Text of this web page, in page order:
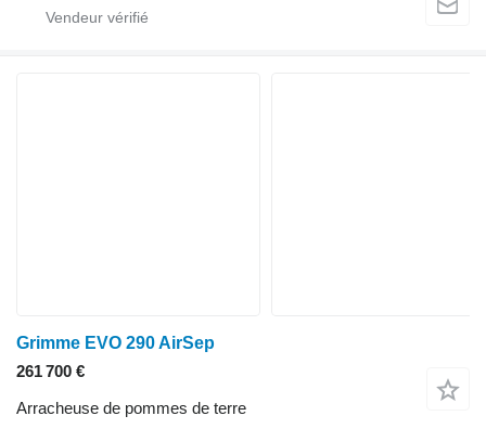
Grimme EVO 290 AirSep
261 700 €
Arracheuse de pommes de terre